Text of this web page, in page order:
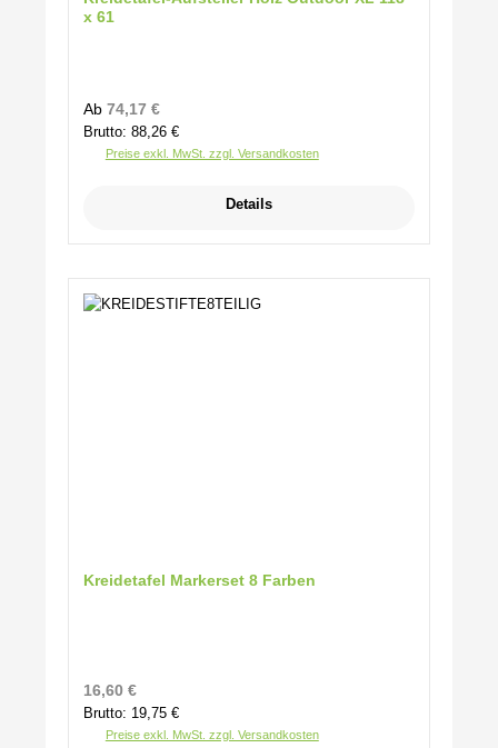
x 61
Regulärer Preis:
Ab 74,17 €
Brutto: 88,26 €
Preise exkl. MwSt. zzgl. Versandkosten
Details
Kreidetafel Markerset 8 Farben
Regulärer Preis:
16,60 €
Brutto: 19,75 €
Preise exkl. MwSt. zzgl. Versandkosten